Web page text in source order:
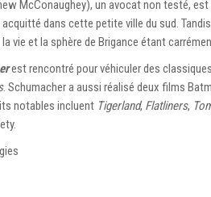
McConaughey), un avocat non testé, est
dans cette petite ville du sud.
vie et la sphère de Brigance étant
est rencontré pour véhiculer des
. Schumacher a aussi réalisé deux films
notables incluent Tigerland, Flatliners,